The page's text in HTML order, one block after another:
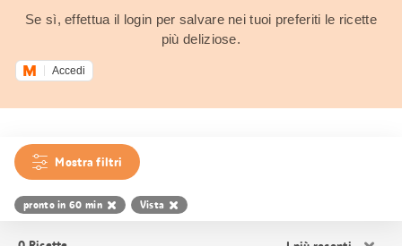
Se sì, effettua il login per salvare nei tuoi preferiti le ricette
più deliziose.
Accedi
Mostra filtri
pronto in 60 min Vista